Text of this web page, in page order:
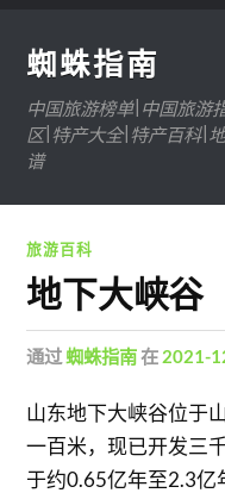
蜘蛛指南
中国旅游榜单|中国旅游
区|特产大全|特产百科|
谱
旅游百科
地下大峡谷
通过蜘蛛指南在 2021-
山东地下大峡谷位于
一百米，现已开发三
于约0.65亿年至2.3亿